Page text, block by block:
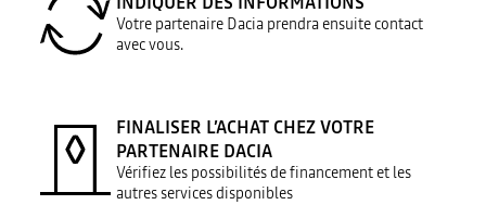
Votre partenaire Dacia prendra ensuite contact
avec vous.
FINALISER L’ACHAT CHEZ VOTRE
PARTENAIRE DACIA
Vérifiez les possibilités de financement et les
autres services disponibles